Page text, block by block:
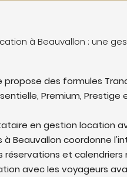
à Beauvallon : une
propose des formules
Premium, Prestige
en gestion location
à Beauvallon coordonne
réservations et
avec les voyageurs